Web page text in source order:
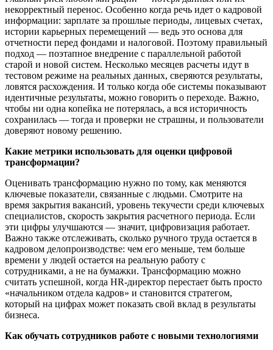
некорректный перенос. Особенно когда речь идет о кадровой
информации: зарплате за прошлые периоды, лицевых счетах,
истории карьерных перемещений — ведь это основа для
отчетности перед фондами и налоговой. Поэтому правильный
подход — поэтапное внедрение с параллельной работой
старой и новой систем. Несколько месяцев расчеты идут в
тестовом режиме на реальных данных, сверяются результаты,
ловятся расхождения. И только когда обе системы показывают
идентичные результаты, можно говорить о переходе. Важно,
чтобы ни одна копейка не потерялась, а вся историчность
сохранилась — тогда и проверки не страшны, и пользователи
доверяют новому решению.
Какие метрики использовать для оценки цифровой
трансформации?
Оценивать трансформацию нужно по тому, как меняются
ключевые показатели, связанные с людьми. Смотрите на
время закрытия вакансий, уровень текучести среди ключевых
специалистов, скорость закрытия расчетного периода. Если
эти цифры улучшаются — значит, цифровизация работает.
Важно также отслеживать, сколько ручного труда остается в
кадровом делопроизводстве: чем его меньше, тем больше
времени у людей остается на реальную работу с
сотрудниками, а не на бумажки. Трансформацию можно
считать успешной, когда HR-директор перестает быть просто
«начальником отдела кадров» и становится стратегом,
который на цифрах может показать свой вклад в результаты
бизнеса.
Как обучать сотрудников работе с новыми технологиями